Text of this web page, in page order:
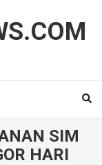
SIM
HARI